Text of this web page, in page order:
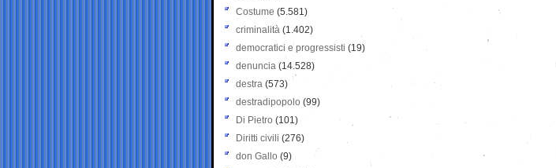
Costume (5.581)
criminalità (1.402)
democratici e progressisti (19)
denuncia (14.528)
destra (573)
destradipopolo (99)
Di Pietro (101)
Diritti civili (276)
don Gallo (9)